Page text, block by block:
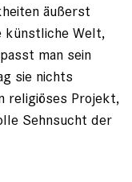
äußerst
künstliche Welt,
man sein
sie nichts
religiöses Projekt,
Sehnsucht der